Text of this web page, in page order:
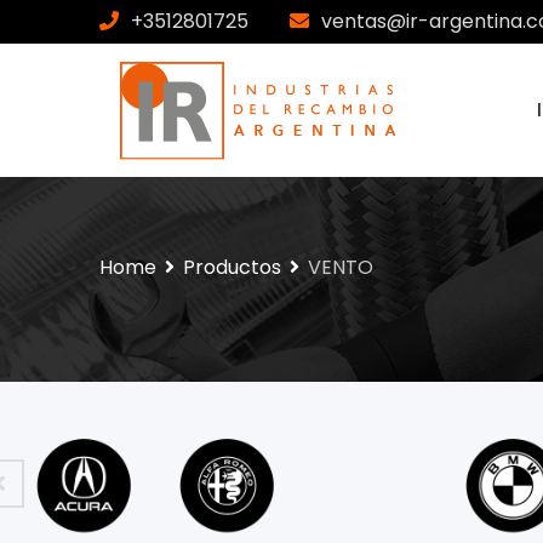
+3512801725 ventas@ir-
Home Productos VENTO